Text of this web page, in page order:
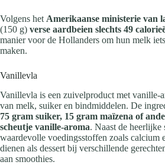
Volgens het Amerikaanse ministerie van
(150 g) verse aardbeien slechts 49
manier voor de Hollanders om hun melk
maken.
Vanillevla
Vanillevla is een zuivelproduct met vanille-
van melk, suiker en bindmiddelen. De
75 gram suiker, 15 gram maïzena of
scheutje vanille-aroma. Naast de
waardevolle voedingsstoffen zoals calcium
dienen als dessert bij verschillende
aan smoothies.